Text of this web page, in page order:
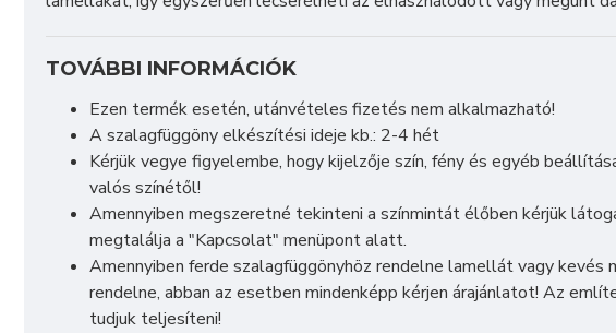
TOVÁBBI INFORMÁCIÓK
Ezen termék esetén, utánvételes fizetés nem alkalmazható!
A szalagfüggöny elkészítési ideje kb.: 2-4 hét
Kérjük vegye figyelembe, hogy kijelzője szín, fény és egyéb
valós színétől!
Amennyiben megszeretné tekinteni a színmintát élőben kérjük
megtalálja a "Kapcsolat" menüpont alatt.
Amennyiben ferde szalagfüggönyhöz rendelne lamellát vagy
rendelne, abban az esetben mindenképp kérjen árajánlatot! Az
tudjuk teljesíteni!